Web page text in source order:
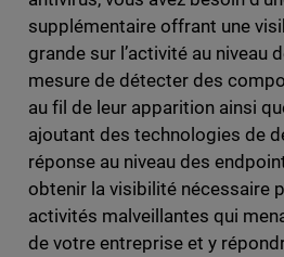
supplémentaire offrant une
grande sur l’activité au niveau
mesure de détecter des
au fil de leur apparition ainsi
ajoutant des technologies de
réponse au niveau des
obtenir la visibilité nécessaire
activités malveillantes qui
de votre entreprise et y